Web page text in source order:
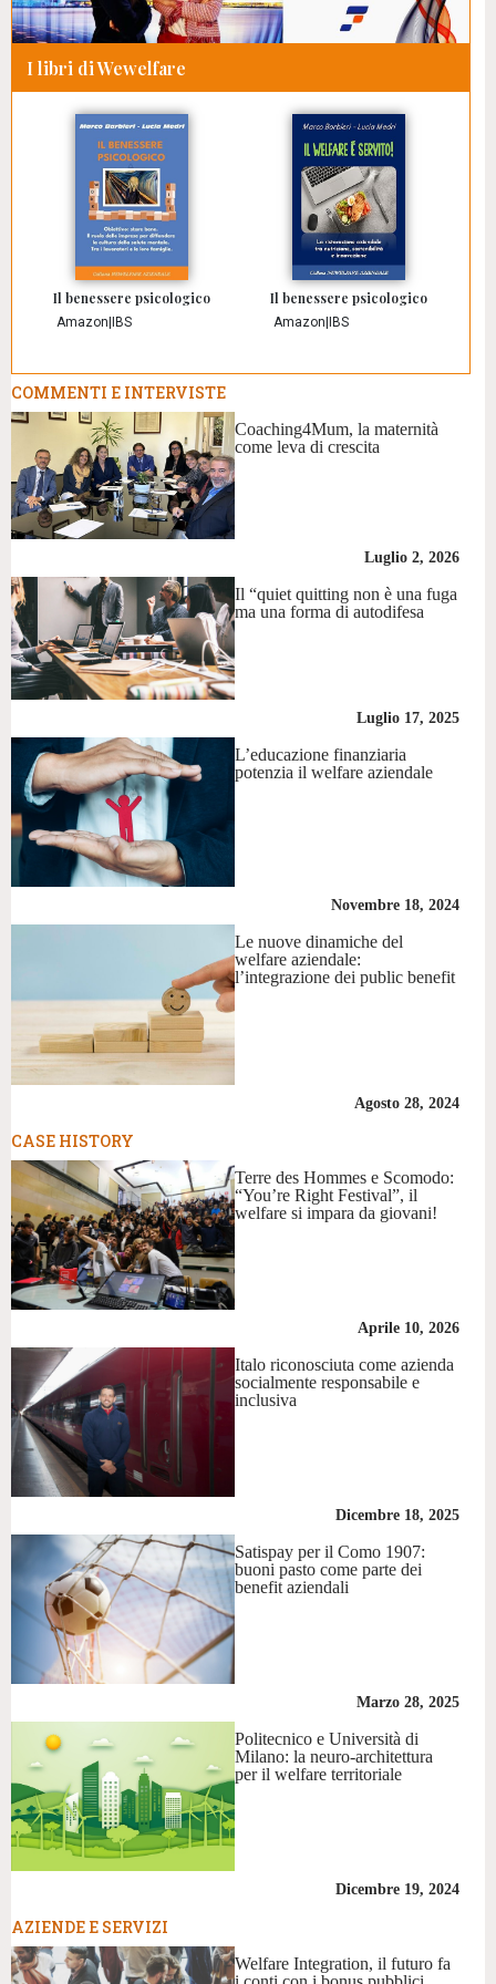
I libri di Wewelfare
Il benessere psicologico
Amazon|IBS
Il benessere psicologico
Amazon|IBS
COMMENTI E INTERVISTE
Coaching4Mum, la maternità
come leva di crescita
Luglio 2, 2026
Il “quiet quitting non è una fuga
ma una forma di autodifesa
Luglio 17, 2025
L’educazione finanziaria
potenzia il welfare aziendale
Novembre 18, 2024
Le nuove dinamiche del
welfare aziendale:
l’integrazione dei public benefit
Agosto 28, 2024
CASE HISTORY
Terre des Hommes e Scomodo:
“You’re Right Festival”, il
welfare si impara da giovani!
Aprile 10, 2026
Italo riconosciuta come azienda
socialmente responsabile e
inclusiva
Dicembre 18, 2025
Satispay per il Como 1907:
buoni pasto come parte dei
benefit aziendali
Marzo 28, 2025
Politecnico e Università di
Milano: la neuro-architettura
per il welfare territoriale
Dicembre 19, 2024
AZIENDE E SERVIZI
Welfare Integration, il futuro fa